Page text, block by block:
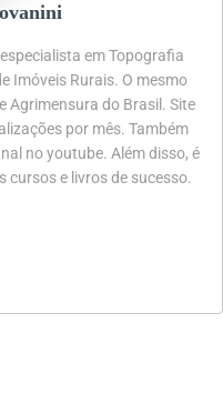
em Topografia
Imóveis Rurais. O mesmo
Agrimensura do Brasil. Site
por mês. Também
no youtube. Além disso, é
cursos e livros de sucesso.